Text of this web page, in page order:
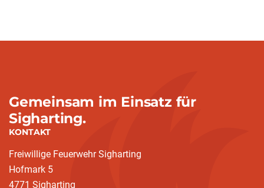
Gemeinsam im Einsatz für
Sigharting.
KONTAKT
Freiwillige Feuerwehr Sigharting
Hofmark 5
4771 Sigharting